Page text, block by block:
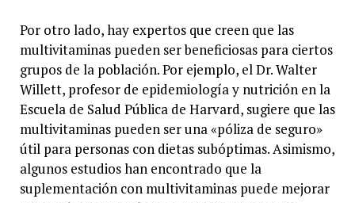
Por otro lado, hay expertos que creen que las
multivitaminas pueden ser beneficiosas para ciertos
grupos de la población. Por ejemplo, el Dr. Walter
Willett, profesor de epidemiología y nutrición en la
Escuela de Salud Pública de Harvard, sugiere que las
multivitaminas pueden ser una «póliza de seguro»
útil para personas con dietas subóptimas. Asimismo,
algunos estudios han encontrado que la
suplementación con multivitaminas puede mejorar